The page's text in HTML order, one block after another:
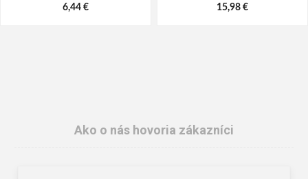
6,44 € 15,98 €
Ako o nás hovoria zákazníci